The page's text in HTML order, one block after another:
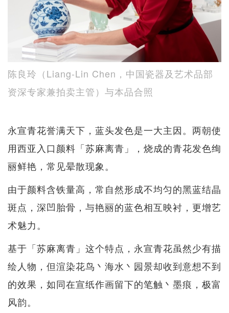
陈良玲（Liang-Lin Chen，中国瓷器及艺术品部
资深专家兼拍卖主管）与本品合照
永宣青花誉满天下，蓝头发色是一大主因。两朝使
用西亚入口颜料「苏麻离青」，烧成的青花发色绚
丽鲜艳，常见晕散现象。
由于颜料含铁量高，常自然形成不均匀的黑蓝结晶
斑点，深凹胎骨，与艳丽的蓝色相互映衬，更增艺
术魅力。
基于「苏麻离青」这个特点，永宣青花虽然少有描
绘人物，但渲染花鸟丶海水丶园景却收到意想不到
的效果，如同在宣纸作画留下的笔触丶墨痕，极富
风韵。